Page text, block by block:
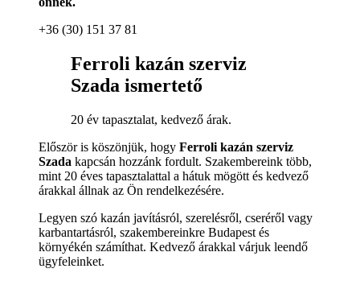
+36 (30) 151 37 81
Ferroli kazán szerviz
Szada ismertető
20 év tapasztalat, kedvező árak.
Először is köszönjük, hogy Ferroli kazán szerviz
Szada kapcsán hozzánk fordult. Szakembereink több,
mint 20 éves tapasztalattal a hátuk mögött és kedvező
árakkal állnak az Ön rendelkezésére.
Legyen szó kazán javításról, szerelésről, cseréről vagy
karbantartásról, szakembereinkre Budapest és
környékén számíthat. Kedvező árakkal várjuk leendő
ügyfeleinket.